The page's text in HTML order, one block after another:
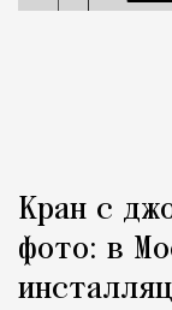
Кран с
фото: в